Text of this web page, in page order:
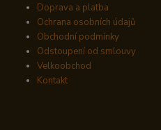
Doprava a platba
Ochrana osobních údajů
Obchodní podmínky
Odstoupení od smlouvy
Velkoobchod
Kontakt